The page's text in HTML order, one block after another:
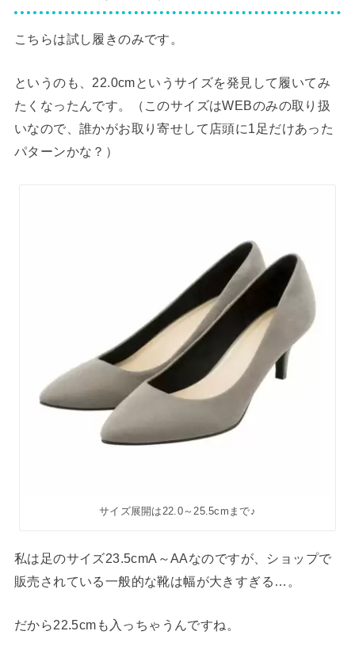
こちらは試し履きのみです。
というのも、22.0cmというサイズを発見して履いてみ
たくなったんです。（このサイズはWEBのみの取り扱
いなので、誰かがお取り寄せして店頭に1足だけあった
パターンかな？）
サイズ展開は22.0～25.5cmまで♪
私は足のサイズ23.5cmA～AAなのですが、ショップで
販売されている一般的な靴は幅が大きすぎる…。
だから22.5cmも入っちゃうんですね。